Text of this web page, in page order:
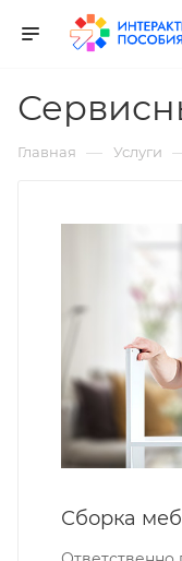
Главная — Услуги
Сборка